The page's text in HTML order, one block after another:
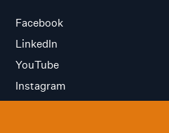
Facebook
LinkedIn
YouTube
Instagram